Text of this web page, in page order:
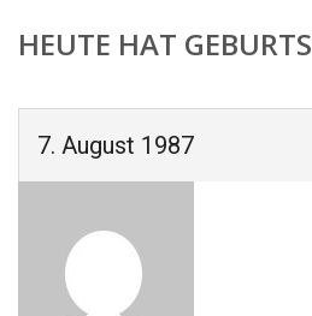
HEUTE HAT
7. August 1987